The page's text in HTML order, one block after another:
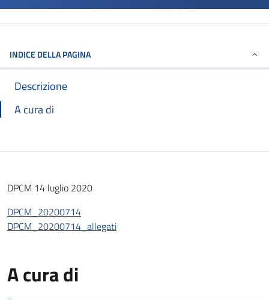
INDICE DELLA PAGINA
Descrizione
A cura di
DPCM 14 luglio 2020
DPCM_20200714
DPCM_20200714_allegati
A cura di